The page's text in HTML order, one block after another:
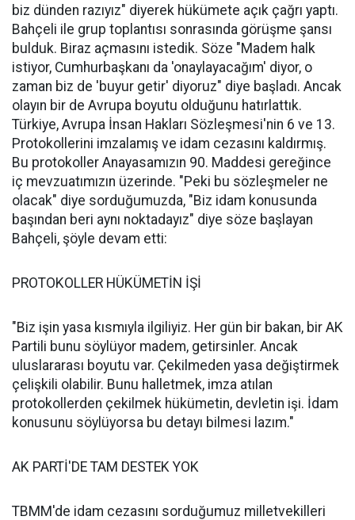
biz dünden razıyız" diyerek hükümete açık çağrı yaptı.
Bahçeli ile grup toplantısı sonrasında görüşme şansı
bulduk. Biraz açmasını istedik. Söze "Madem halk
istiyor, Cumhurbaşkanı da 'onaylayacağım' diyor, o
zaman biz de 'buyur getir' diyoruz" diye başladı. Ancak
olayın bir de Avrupa boyutu olduğunu hatırlattık.
Türkiye, Avrupa İnsan Hakları Sözleşmesi'nin 6 ve 13.
Protokollerini imzalamış ve idam cezasını kaldırmış.
Bu protokoller Anayasamızın 90. Maddesi gereğince
iç mevzuatımızın üzerinde. "Peki bu sözleşmeler ne
olacak" diye sorduğumuzda, "Biz idam konusunda
başından beri aynı noktadayız" diye söze başlayan
Bahçeli, şöyle devam etti:
PROTOKOLLER HÜKÜMETİN İŞİ
"Biz işin yasa kısmıyla ilgiliyiz. Her gün bir bakan, bir AK
Partili bunu söylüyor madem, getirsinler. Ancak
uluslararası boyutu var. Çekilmeden yasa değiştirmek
çelişkili olabilir. Bunu halletmek, imza atılan
protokollerden çekilmek hükümetin, devletin işi. İdam
konusunu söylüyorsa bu detayı bilmesi lazım."
AK PARTİ'DE TAM DESTEK YOK
TBMM'de idam cezasını sorduğumuz milletvekilleri